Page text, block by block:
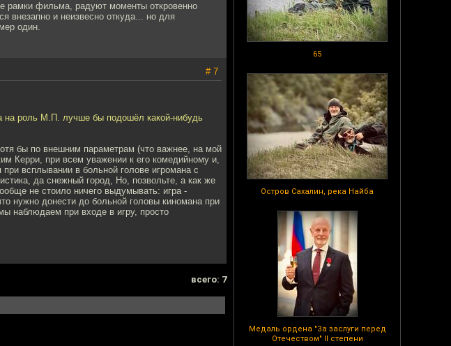
65
Остров Сахалин, река Найба
Медаль ордена "За заслуги перед
Отечеством" II степени
рамки фильма, радуют моменты откровенно
внезапно и неизвесно откуда... но для
один.
# 7
на роль М.П. лучше бы подошёл какой-нибудь
бы по внешним параметрам (что важнее, на мой
Керри, при всем уважении к его комедийному и,
всплывании в больной голове игромана с
да снежный город, Но, позвольте, а как же
не стоило ничего выдумывать: игра -
нужно донести до больной головы киномана при
наблюдаем при входе в игру, просто
всего: 7